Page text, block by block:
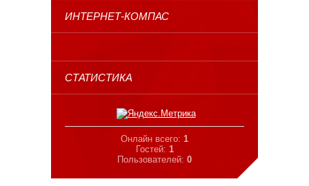
ИНТЕРНЕТ-КОМПАС
СТАТИСТИКА
Онлайн всего: 1
Гостей: 1
Пользователей: 0